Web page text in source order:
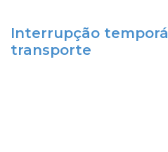
Interrupção
transporte